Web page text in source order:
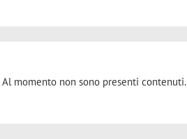
Al momento non sono presenti contenuti.